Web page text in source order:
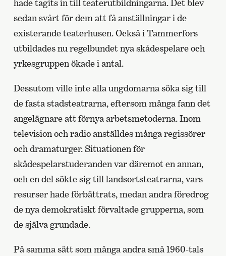
hade tagits in till teaterutbildningarna. Det blev
sedan svårt för dem att få anställningar i de
existerande teaterhusen. Också i Tammerfors
utbildades nu regelbundet nya skådespelare och
yrkesgruppen ökade i antal.
Dessutom ville inte alla ungdomarna söka sig till
de fasta stadsteatrarna, eftersom många fann det
angelägnare att förnya arbetsmetoderna. Inom
television och radio anställdes många regissörer
och dramaturger. Situationen för
skådespelarstuderanden var däremot en annan,
och en del sökte sig till landsortsteatrarna, vars
resurser hade förbättrats, medan andra föredrog
de nya demokratiskt förvaltade grupperna, som
de själva grundade.
På samma sätt som många andra små 1960-tals